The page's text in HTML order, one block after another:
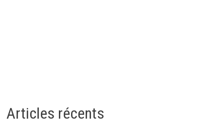
Articles récents